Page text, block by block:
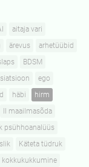
aitaja vari
ärevus
arhetüübid
BDSM
ego
häbi
hirm
II maailmasõda
psühhoanalüüs
Käteta tüdruk
kokkukukkumine